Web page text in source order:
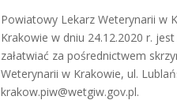
Powiatowy Lekarz Weterynarii w
Krakowie w dniu 24.12.2020 r.
załatwiać za pośrednictwem
Weterynarii w Krakowie, ul.
krakow.piw@wetgiw.gov.pl.